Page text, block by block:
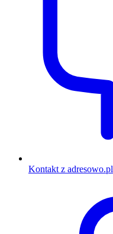
Kontakt z adresowo.pl